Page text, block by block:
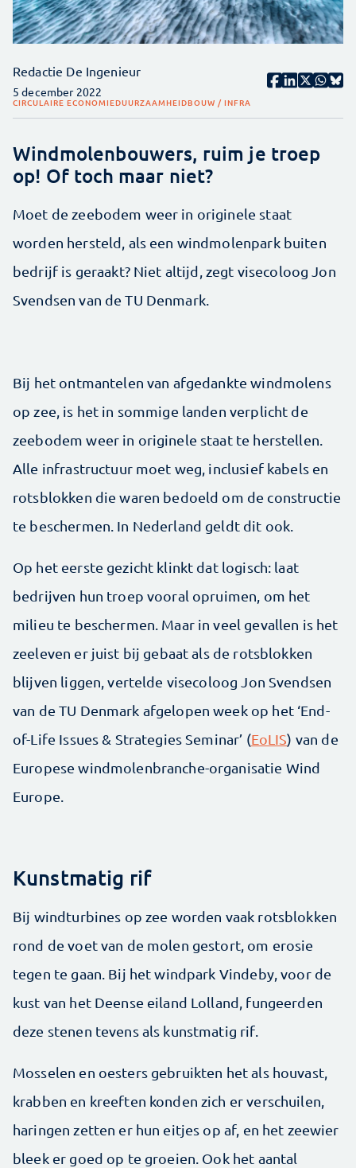
Redactie De Ingenieur
5 december 2022
CIRCULAIRE ECONOMIEDUURZAAMHEIDBOUW / INFRA
Windmolenbouwers, ruim je troep
op! Of toch maar niet?
Moet de zeebodem weer in originele staat
worden hersteld, als een windmolenpark buiten
bedrijf is geraakt? Niet altijd, zegt visecoloog Jon
Svendsen van de TU Denmark.
Bij het ontmantelen van afgedankte windmolens
op zee, is het in sommige landen verplicht de
zeebodem weer in originele staat te herstellen.
Alle infrastructuur moet weg, inclusief kabels en
rotsblokken die waren bedoeld om de constructie
te beschermen. In Nederland geldt dit ook.
Op het eerste gezicht klinkt dat logisch: laat
bedrijven hun troep vooral opruimen, om het
milieu te beschermen. Maar in veel gevallen is het
zeeleven er juist bij gebaat als de rotsblokken
blijven liggen, vertelde visecoloog Jon Svendsen
van de TU Denmark afgelopen week op het ‘End-
of-Life Issues & Strategies Seminar’ (EoLIS) van de
Europese windmolenbranche-organisatie Wind
Europe.
Kunstmatig rif
Bij windturbines op zee worden vaak rotsblokken
rond de voet van de molen gestort, om erosie
tegen te gaan. Bij het windpark Vindeby, voor de
kust van het Deense eiland Lolland, fungeerden
deze stenen tevens als kunstmatig rif.
Mosselen en oesters gebruikten het als houvast,
krabben en kreeften konden zich er verschuilen,
haringen zetten er hun eitjes op af, en het zeewier
bleek er goed op te groeien. Ook het aantal